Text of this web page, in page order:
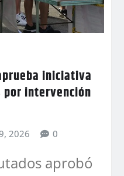
iniciativa
por intervención
2026 0
aprobó